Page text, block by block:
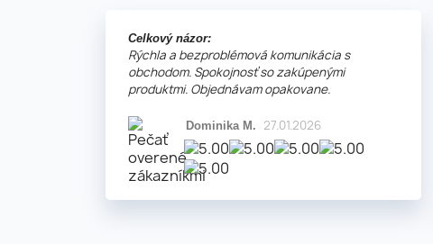
Celkový názor:
Rýchla a bezproblémová komunikácia s
obchodom. Spokojnosť so zakúpenými
produktmi. Objednávam opakovane.
Dominika M. 27.01.2026